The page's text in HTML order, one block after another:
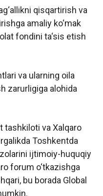
qisqartirish va
amaliy ko‘mak
fondini ta‘sis etish
va ularning oila
zarurligiga alohida
tashkiloti va Xalqaro
Toshkentda
ijtimoiy-huquqiy
forum o‘tkazishga
bu borada Global